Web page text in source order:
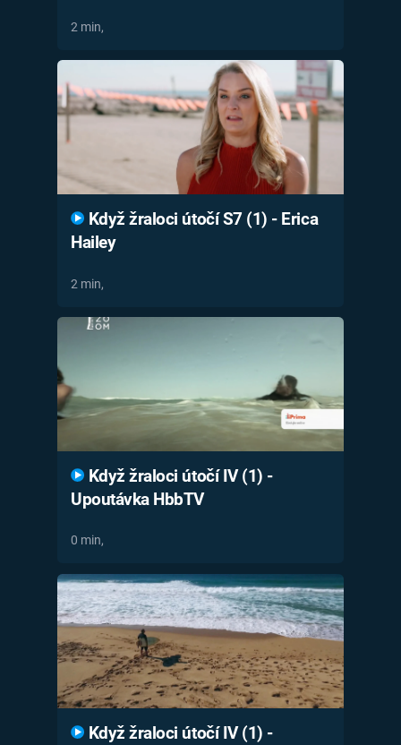
2 min,
Když žraloci útočí S7 (1) - Erica
Hailey
2 min,
Když žraloci útočí IV (1) -
Upoutávka HbbTV
0 min,
Když žraloci útočí IV (1) -